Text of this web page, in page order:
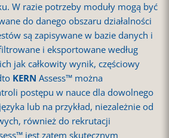
W razie potrzeby moduły mogą być
do danego obszaru działalności
są zapisywane w bazie danych i
i eksportowane według
jak całkowity wynik, częściowy
KERN Assess™ można
postępu w nauce dla dowolnego
lub na przykład, niezależnie od
również do rekrutacji